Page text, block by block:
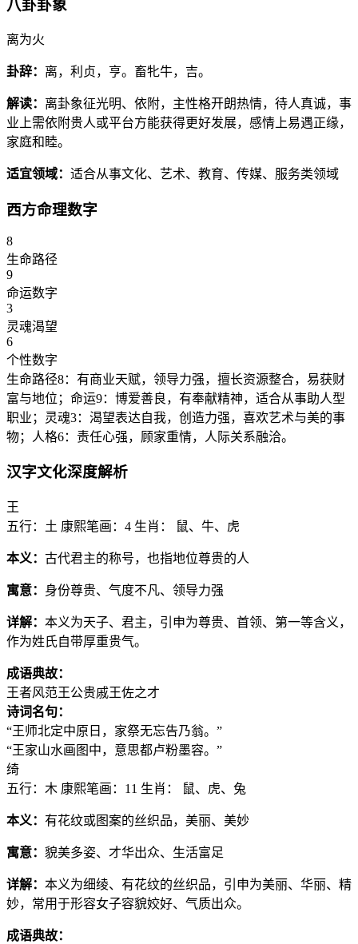
八卦卦象
离为火
卦辞： 离，利贞，亨。畜牝牛，吉。
解读： 离卦象征光明、依附，主性格开朗热情，待人真诚，事
业上需依附贵人或平台方能获得更好发展，感情上易遇正缘，
家庭和睦。
适宜领域： 适合从事文化、艺术、教育、传媒、服务类领域
西方命理数字
8
生命路径
9
命运数字
3
灵魂渴望
6
个性数字
生命路径8：有商业天赋，领导力强，擅长资源整合，易获财
富与地位；命运9：博爱善良，有奉献精神，适合从事助人型
职业；灵魂3：渴望表达自我，创造力强，喜欢艺术与美的事
物；人格6：责任心强，顾家重情，人际关系融洽。
汉字文化深度解析
王
五行：土 康熙笔画：4 生肖： 鼠、牛、虎
本义： 古代君主的称号，也指地位尊贵的人
寓意： 身份尊贵、气度不凡、领导力强
详解： 本义为天子、君主，引申为尊贵、首领、第一等含义，
作为姓氏自带厚重贵气。
成语典故：
王者风范王公贵戚王佐之才
诗词名句：
“王师北定中原日，家祭无忘告乃翁。”
“王家山水画图中，意思都卢粉墨容。”
绮
五行：木 康熙笔画：11 生肖： 鼠、虎、兔
本义： 有花纹或图案的丝织品，美丽、美妙
寓意： 貌美多姿、才华出众、生活富足
详解： 本义为细绫、有花纹的丝织品，引申为美丽、华丽、精
妙，常用于形容女子容貌姣好、气质出众。
成语典故：